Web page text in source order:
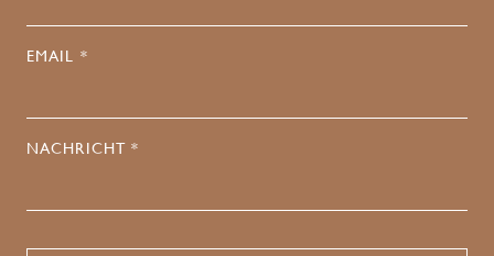
EMAIL *
NACHRICHT *